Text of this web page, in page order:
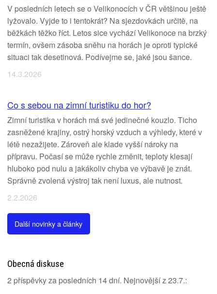
V posledních letech se o Velikonocích v ČR většinou ještě
lyžovalo. Vyjde to i tentokrát? Na sjezdovkách určitě, na
běžkách těžko říct. Letos sice vychází Velikonoce na brzký
termín, ovšem zásoba sněhu na horách je oproti typické
situaci tak desetinová. Podívejme se, jaké jsou šance.
14.3.2026
Co s sebou na zimní turistiku do hor?
Zimní turistika v horách má své jedinečné kouzlo. Ticho
zasněžené krajiny, ostrý horský vzduch a výhledy, které v
létě nezažijete. Zároveň ale klade vyšší nároky na
přípravu. Počasí se může rychle změnit, teploty klesají
hluboko pod nulu a jakákoliv chyba ve výbavě je znát.
Správně zvolená výstroj tak není luxus, ale nutnost.
2.2.2026
Další novinky a články
Obecná diskuse
2 příspěvky za posledních 14 dní. Nejnovější z 23.7.: